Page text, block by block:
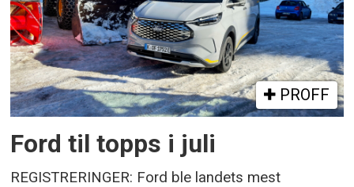
PROFF
Ford til topps i juli
REGISTRERINGER: Ford ble landets mest